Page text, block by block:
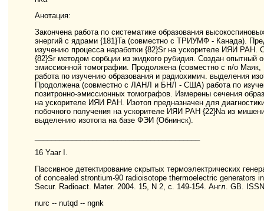
Анотация:
Закончена работа по систематике образования
энергий с ядрами {181}Ta (совместно с ТРИУМФ - Канада).
изучению процесса наработки {82}Sr на ускорителе ИЯИ РАН.
{82}Sr методом сорбции из жидкого рубидия. Создан опытный
эмиссионной томографии. Продолжена (совместно с п/о
работа по изучению образования и радиохимич. выделения
Продолжена (совместно с ЛАНЛ и БНЛ - США) работа по
позитронно-эмиссионных томографов. Измерены сечения
на ускорителе ИЯИ РАН. Изотоп предназначен для
побочного получения на ускорителе ИЯИ РАН {22}Na из
выделению изотопа на базе ФЭИ (Обнинск).
16 Yaar I.
Пассивное детектирование скрытых термоэлектрических
of concealed strontium-90 radioisotope thermoelectric generators
Secur. Radioact. Mater. 2004. 15, N 2, с. 149-154. Англ. GB.
nurc -- nutqd -- ngnk